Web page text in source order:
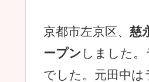
京都市左京区、 慈
ープン しました
でした。元田中は